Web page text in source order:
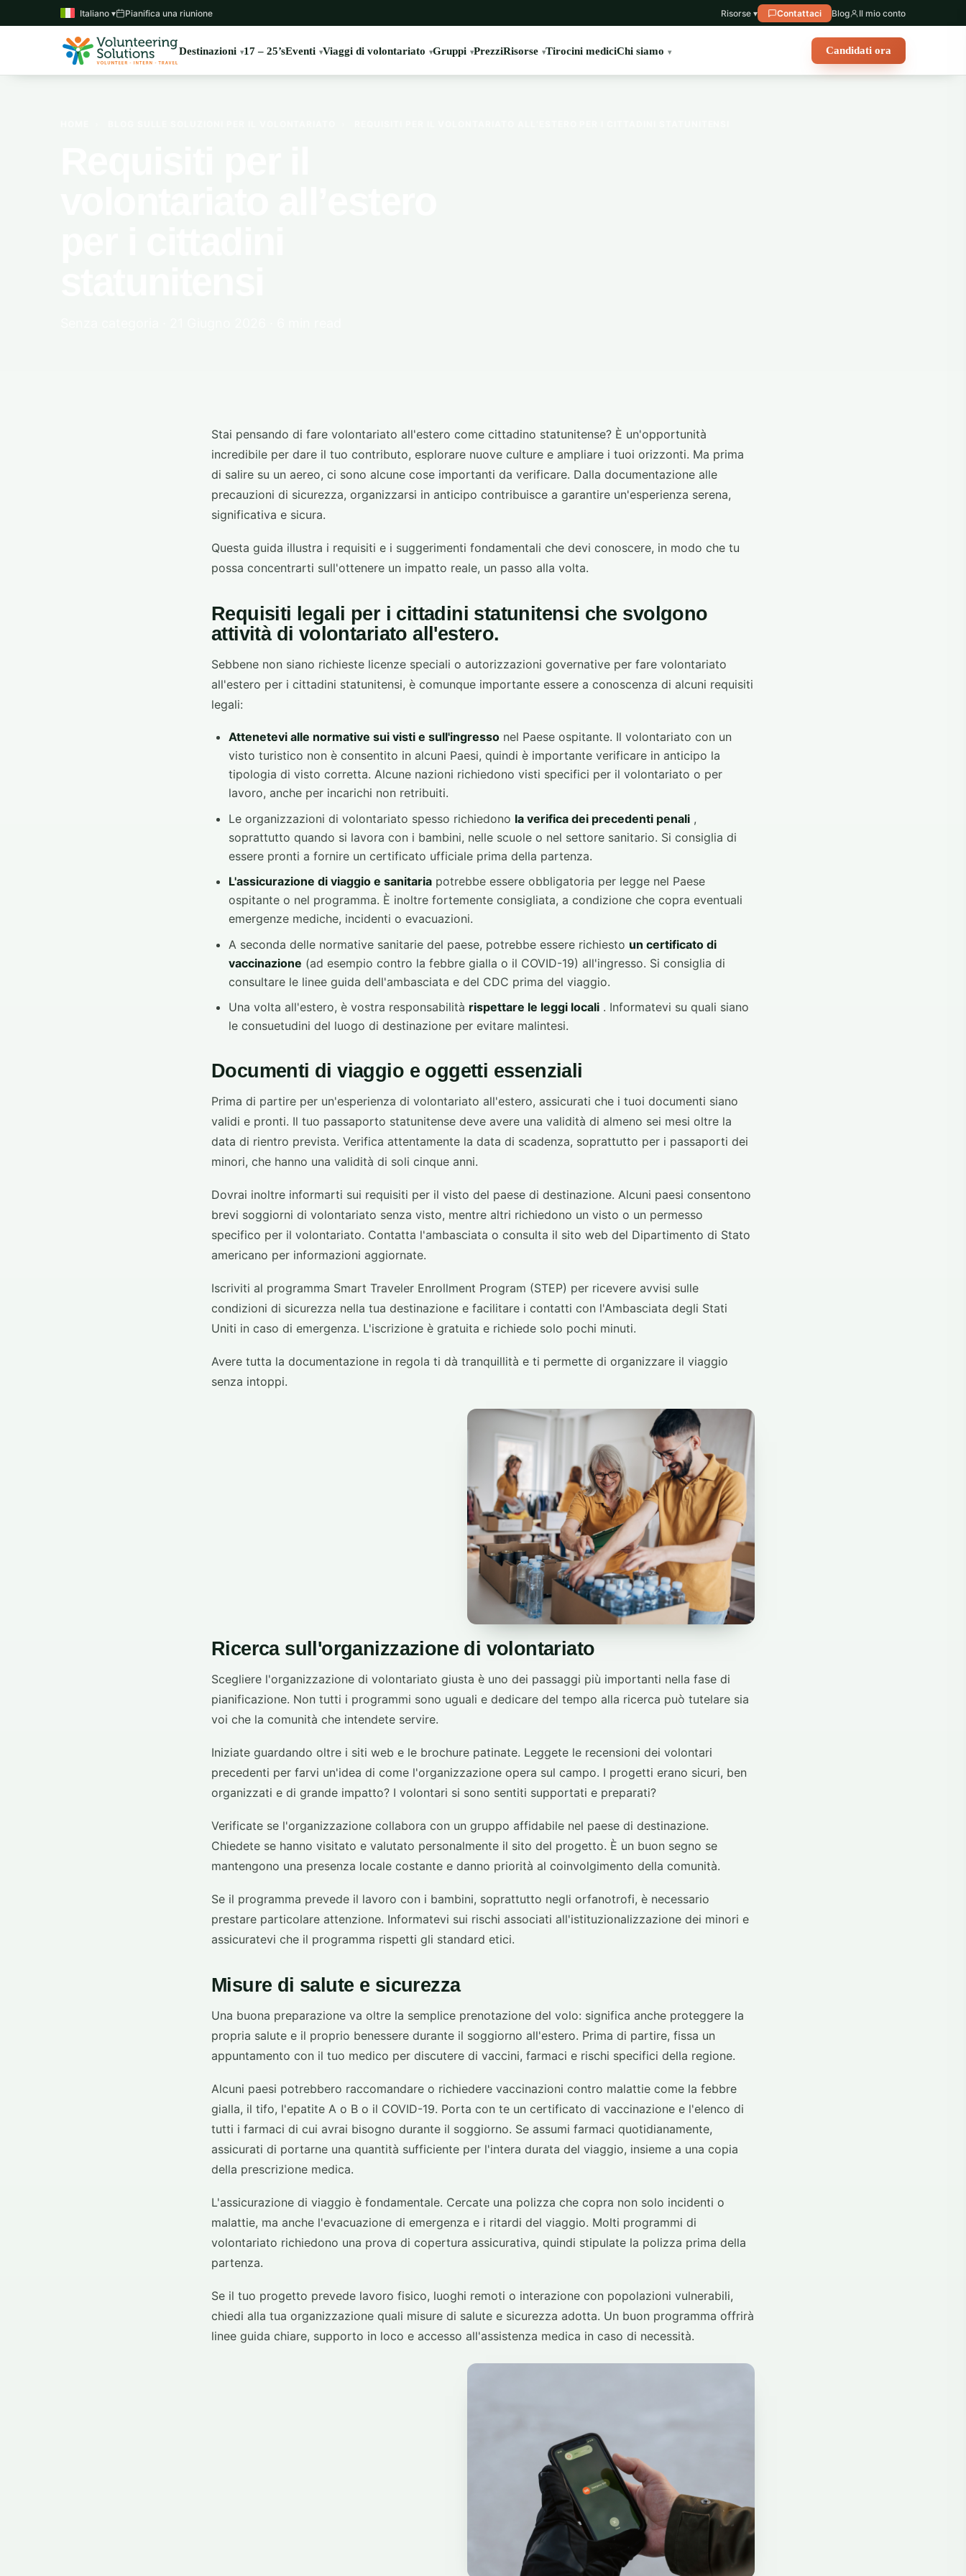
Italiano ▾ Pianifica una riunione Risorse ▾ Contattaci Blog Il mio conto
Destinazioni 17 – 25’sEventi Viaggi di volontariato Gruppi PrezziRisorse Tirocini mediciChi siamo Candidati ora
Stai pensando di fare volontariato all'estero come cittadino statunitense? È un'opportunità
incredibile per dare il tuo contributo, esplorare nuove culture e ampliare i tuoi orizzonti. Ma prima
di salire su un aereo, ci sono alcune cose importanti da verificare. Dalla documentazione alle
precauzioni di sicurezza, organizzarsi in anticipo contribuisce a garantire un'esperienza serena,
significativa e sicura.
Questa guida illustra i requisiti e i suggerimenti fondamentali che devi conoscere, in modo che tu
possa concentrarti sull'ottenere un impatto reale, un passo alla volta.
Requisiti legali per i cittadini statunitensi che svolgono
attività di volontariato all'estero.
Sebbene non siano richieste licenze speciali o autorizzazioni governative per fare volontariato
all'estero per i cittadini statunitensi, è comunque importante essere a conoscenza di alcuni requisiti
legali:
Attenetevi alle normative sui visti e sull'ingresso nel Paese ospitante. Il volontariato con un
visto turistico non è consentito in alcuni Paesi, quindi è importante verificare in anticipo la
tipologia di visto corretta. Alcune nazioni richiedono visti specifici per il volontariato o per
lavoro, anche per incarichi non retribuiti.
Le organizzazioni di volontariato spesso richiedono la verifica dei precedenti penali ,
soprattutto quando si lavora con i bambini, nelle scuole o nel settore sanitario. Si consiglia di
essere pronti a fornire un certificato ufficiale prima della partenza.
L'assicurazione di viaggio e sanitaria potrebbe essere obbligatoria per legge nel Paese
ospitante o nel programma. È inoltre fortemente consigliata, a condizione che copra eventuali
emergenze mediche, incidenti o evacuazioni.
A seconda delle normative sanitarie del paese, potrebbe essere richiesto un certificato di
vaccinazione (ad esempio contro la febbre gialla o il COVID-19) all'ingresso. Si consiglia di
consultare le linee guida dell'ambasciata e del CDC prima del viaggio.
Una volta all'estero, è vostra responsabilità rispettare le leggi locali . Informatevi su quali siano
le consuetudini del luogo di destinazione per evitare malintesi.
Documenti di viaggio e oggetti essenziali
Prima di partire per un'esperienza di volontariato all'estero, assicurati che i tuoi documenti siano
validi e pronti. Il tuo passaporto statunitense deve avere una validità di almeno sei mesi oltre la
data di rientro prevista. Verifica attentamente la data di scadenza, soprattutto per i passaporti dei
minori, che hanno una validità di soli cinque anni.
Dovrai inoltre informarti sui requisiti per il visto del paese di destinazione. Alcuni paesi consentono
brevi soggiorni di volontariato senza visto, mentre altri richiedono un visto o un permesso
specifico per il volontariato. Contatta l'ambasciata o consulta il sito web del Dipartimento di Stato
americano per informazioni aggiornate.
Iscriviti al programma Smart Traveler Enrollment Program (STEP) per ricevere avvisi sulle
condizioni di sicurezza nella tua destinazione e facilitare i contatti con l'Ambasciata degli Stati
Uniti in caso di emergenza. L'iscrizione è gratuita e richiede solo pochi minuti.
Avere tutta la documentazione in regola ti dà tranquillità e ti permette di organizzare il viaggio
senza intoppi.
Ricerca sull'organizzazione di volontariato
Scegliere l'organizzazione di volontariato giusta è uno dei passaggi più importanti nella fase di
pianificazione. Non tutti i programmi sono uguali e dedicare del tempo alla ricerca può tutelare sia
voi che la comunità che intendete servire.
Iniziate guardando oltre i siti web e le brochure patinate. Leggete le recensioni dei volontari
precedenti per farvi un'idea di come l'organizzazione opera sul campo. I progetti erano sicuri, ben
organizzati e di grande impatto? I volontari si sono sentiti supportati e preparati?
Verificate se l'organizzazione collabora con un gruppo affidabile nel paese di destinazione.
Chiedete se hanno visitato e valutato personalmente il sito del progetto. È un buon segno se
mantengono una presenza locale costante e danno priorità al coinvolgimento della comunità.
Se il programma prevede il lavoro con i bambini, soprattutto negli orfanotrofi, è necessario
prestare particolare attenzione. Informatevi sui rischi associati all'istituzionalizzazione dei minori e
assicuratevi che il programma rispetti gli standard etici.
Misure di salute e sicurezza
Una buona preparazione va oltre la semplice prenotazione del volo: significa anche proteggere la
propria salute e il proprio benessere durante il soggiorno all'estero. Prima di partire, fissa un
appuntamento con il tuo medico per discutere di vaccini, farmaci e rischi specifici della regione.
Alcuni paesi potrebbero raccomandare o richiedere vaccinazioni contro malattie come la febbre
gialla, il tifo, l'epatite A o B o il COVID-19. Porta con te un certificato di vaccinazione e l'elenco di
tutti i farmaci di cui avrai bisogno durante il soggiorno. Se assumi farmaci quotidianamente,
assicurati di portarne una quantità sufficiente per l'intera durata del viaggio, insieme a una copia
della prescrizione medica.
L'assicurazione di viaggio è fondamentale. Cercate una polizza che copra non solo incidenti o
malattie, ma anche l'evacuazione di emergenza e i ritardi del viaggio. Molti programmi di
volontariato richiedono una prova di copertura assicurativa, quindi stipulate la polizza prima della
partenza.
Se il tuo progetto prevede lavoro fisico, luoghi remoti o interazione con popolazioni vulnerabili,
chiedi alla tua organizzazione quali misure di salute e sicurezza adotta. Un buon programma offrirà
linee guida chiare, supporto in loco e accesso all'assistenza medica in caso di necessità.